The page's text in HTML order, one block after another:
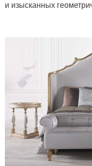
и изысканных